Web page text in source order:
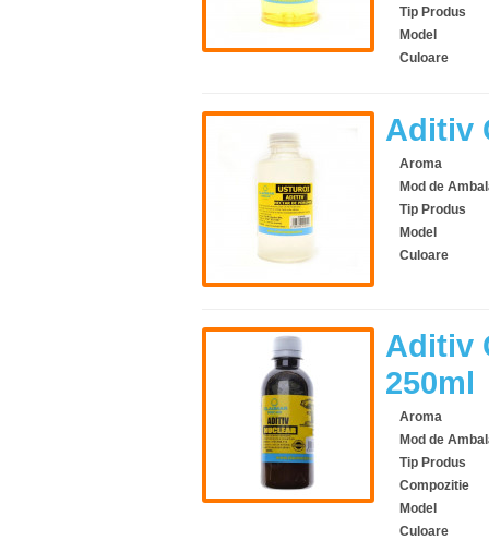
Tip Produs
Model
Culoare
Aditiv
Aroma
Mod de
Tip Produs
Model
Culoare
Aditiv
250ml
Aroma
Mod de
Tip Produs
Compozitie
Model
Culoare